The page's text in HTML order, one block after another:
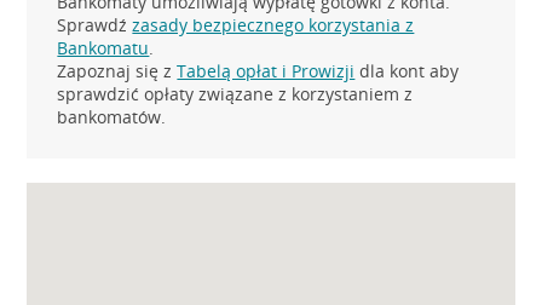
Sprawdźzasady bezpiecznego korzystania z
Bankomatu.
Zapoznaj się zTabelą opłat i Prowizji dla kont aby
sprawdzić opłaty związane z korzystaniem z
bankomatów.